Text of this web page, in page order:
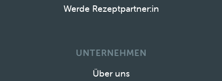
Werde Rezeptpartner:in
UNTERNEHMEN
Über uns